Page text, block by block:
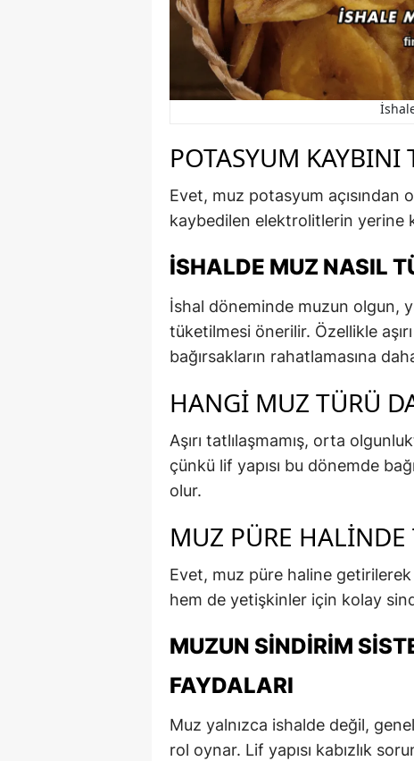
POTASYUM KAYBINI
Evet, muz potasyum açısından
kaybedilen elektrolitlerin yerine
İSHALDE MUZ NASIL
İshal döneminde muzun olgun,
tüketilmesi önerilir. Özellikle
bağırsakların rahatlamasına
HANGI MUZ TÜRÜ
Aşırı tatlılaşmamış, orta
çünkü lif yapısı bu dönemde
olur.
MUZ PÜRE
Evet, muz püre haline
hem de yetişkinler için kolay
MUZUN SINDIRIM
FAYDALARI
Muz yalnızca ishalde değil,
rol oynar. Lif yapısı kabızlık